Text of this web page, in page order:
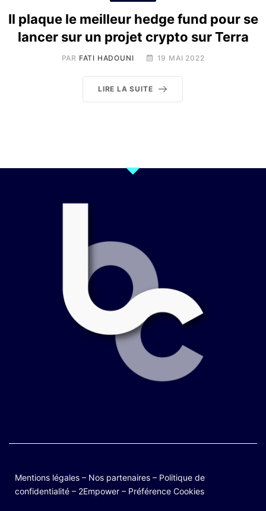
Il plaque le meilleur hedge fund pour se
lancer sur un projet crypto sur Terra
PAR FATI HADOUNI 19 MAI 2022
LIRE LA SUITE
Mentions légales – Nos partenaires – Politique de
confidentialité – 2Empower – Préférence Cookies